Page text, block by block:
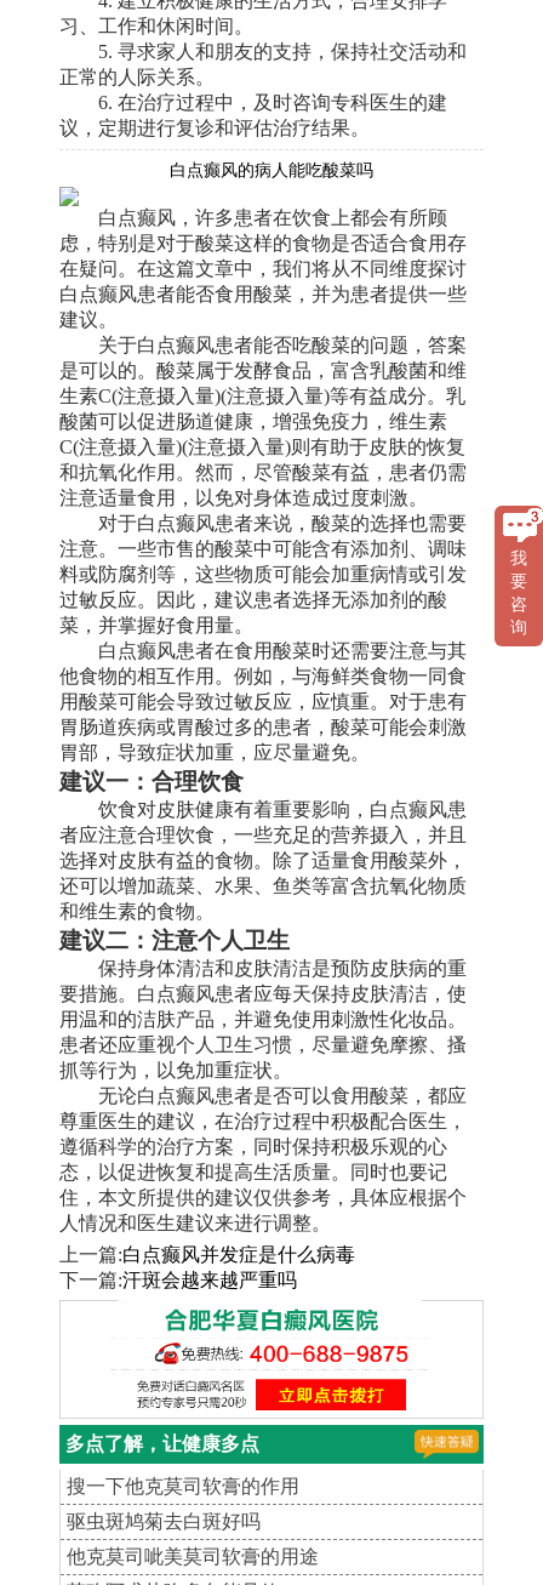
习、工作和休闲时间。
5. 寻求家人和朋友的支持，保持社交活动和
正常的人际关系。
6. 在治疗过程中，及时咨询专科医生的建
议，定期进行复诊和评估治疗结果。
白点癫风的病人能吃酸菜吗
白点癫风，许多患者在饮食上都会有所顾
虑，特别是对于酸菜这样的食物是否适合食用存
在疑问。在这篇文章中，我们将从不同维度探讨
白点癫风患者能否食用酸菜，并为患者提供一些
建议。
关于白点癫风患者能否吃酸菜的问题，答案
是可以的。酸菜属于发酵食品，富含乳酸菌和维
生素C(注意摄入量)(注意摄入量)等有益成分。乳
酸菌可以促进肠道健康，增强免疫力，维生素
C(注意摄入量)(注意摄入量)则有助于皮肤的恢复
和抗氧化作用。然而，尽管酸菜有益，患者仍需
注意适量食用，以免对身体造成过度刺激。
对于白点癫风患者来说，酸菜的选择也需要
注意。一些市售的酸菜中可能含有添加剂、调味
料或防腐剂等，这些物质可能会加重病情或引发
过敏反应。因此，建议患者选择无添加剂的酸
菜，并掌握好食用量。
白点癫风患者在食用酸菜时还需要注意与其
他食物的相互作用。例如，与海鲜类食物一同食
用酸菜可能会导致过敏反应，应慎重。对于患有
胃肠道疾病或胃酸过多的患者，酸菜可能会刺激
胃部，导致症状加重，应尽量避免。
建议一：合理饮食
饮食对皮肤健康有着重要影响，白点癫风患
者应注意合理饮食，一些充足的营养摄入，并且
选择对皮肤有益的食物。除了适量食用酸菜外，
还可以增加蔬菜、水果、鱼类等富含抗氧化物质
和维生素的食物。
建议二：注意个人卫生
保持身体清洁和皮肤清洁是预防皮肤病的重
要措施。白点癫风患者应每天保持皮肤清洁，使
用温和的洁肤产品，并避免使用刺激性化妆品。
患者还应重视个人卫生习惯，尽量避免摩擦、搔
抓等行为，以免加重症状。
无论白点癫风患者是否可以食用酸菜，都应
尊重医生的建议，在治疗过程中积极配合医生，
遵循科学的治疗方案，同时保持积极乐观的心
态，以促进恢复和提高生活质量。同时也要记
住，本文所提供的建议仅供参考，具体应根据个
人情况和医生建议来进行调整。
上一篇:白点癫风并发症是什么病毒
下一篇:汗斑会越来越严重吗
多点了解，让健康多点
搜一下他克莫司软膏的作用
驱虫斑鸠菊去白斑好吗
他克莫司呲美莫司软膏的用途
我
要
咨
询